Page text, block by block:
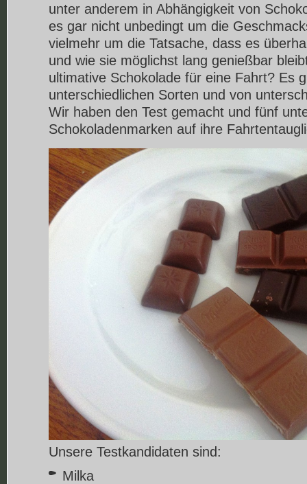
unter anderem in Abhängigkeit von
es gar nicht unbedingt um die
vielmehr um die Tatsache, dass es
und wie sie möglichst lang genießbar
ultimative Schokolade für eine Fahrt? Es
unterschiedlichen Sorten und von
Wir haben den Test gemacht und fünf
Schokoladenmarken auf ihre
Unsere Testkandidaten sind:
Milka